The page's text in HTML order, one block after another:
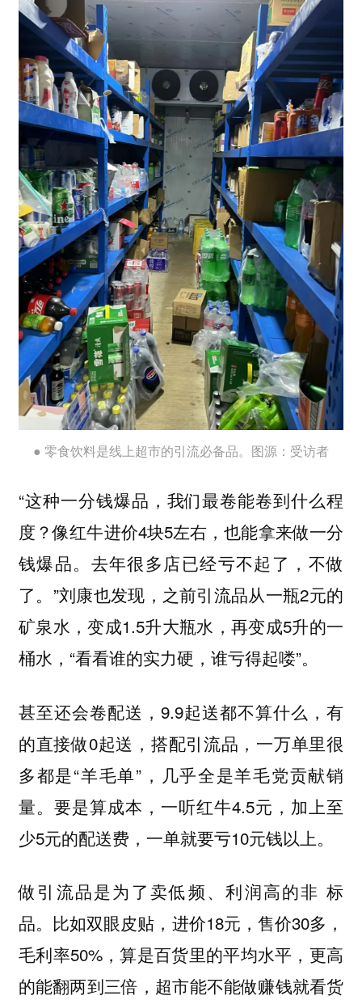
● 零食饮料是线上超市的引流必备品。图源：受访者
“这种一分钱爆品，我们最卷能卷到什么程
度？像红牛进价4块5左右，也能拿来做一分
钱爆品。去年很多店已经亏不起了，不做
了。”刘康也发现，之前引流品从一瓶2元的
矿泉水，变成1.5升大瓶水，再变成5升的一
桶水，“看看谁的实力硬，谁亏得起喽”。
甚至还会卷配送，9.9起送都不算什么，有
的直接做0起送，搭配引流品，一万单里很
多都是“羊毛单”，几乎全是羊毛党贡献销
量。要是算成本，一听红牛4.5元，加上至
少5元的配送费，一单就要亏10元钱以上。
做引流品是为了卖低频、利润高的非 标
品。比如双眼皮贴，进价18元，售价30多，
毛利率50%，算是百货里的平均水平，更高
的能翻两到三倍，超市能不能做赚钱就看货